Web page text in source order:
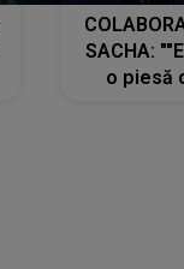
SACHA:
o piesă